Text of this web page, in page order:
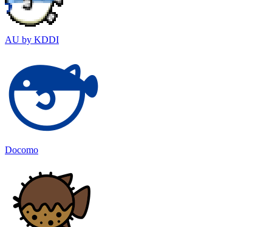
AU by KDDI
Docomo